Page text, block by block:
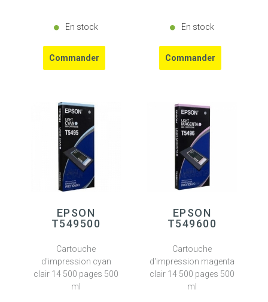
En stock En stock
EPSON
T549500
Cartouche
d'impression cyan
clair 14 500 pages 500
ml
EPSON
T549600
Cartouche
d'impression magenta
clair 14 500 pages 500
ml